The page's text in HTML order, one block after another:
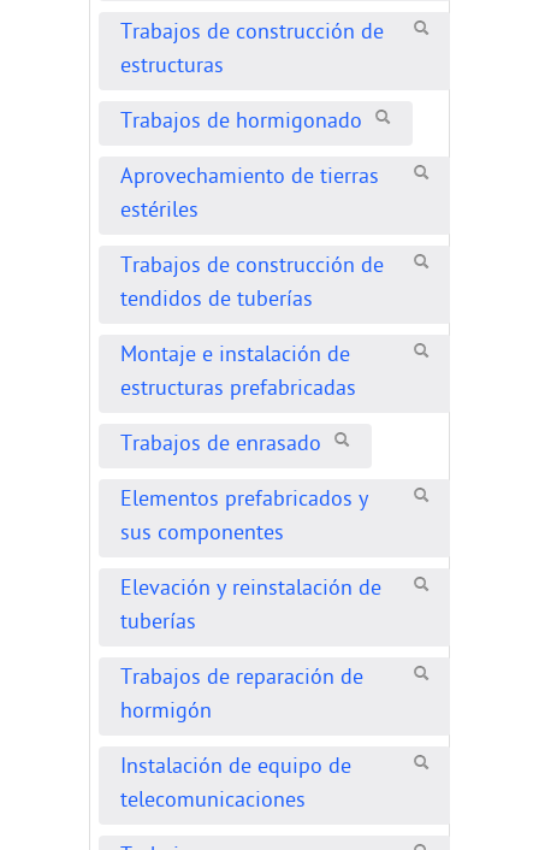
Trabajos de construcción de
estructuras
Trabajos de hormigonado
Aprovechamiento de tierras
estériles
Trabajos de construcción de
tendidos de tuberías
Montaje e instalación de
estructuras prefabricadas
Trabajos de enrasado
Elementos prefabricados y
sus componentes
Elevación y reinstalación de
tuberías
Trabajos de reparación de
hormigón
Instalación de equipo de
telecomunicaciones